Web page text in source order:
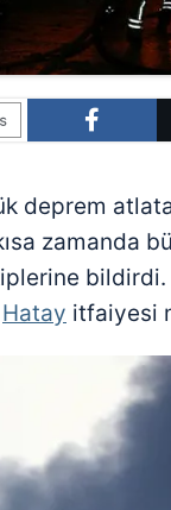
deprem
zamanda
Hatay itfaiyesi